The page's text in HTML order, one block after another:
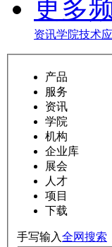
更多
资讯学院技术
产品
服务
资讯
学院
机构
企业库
展会
人才
项目
下载
手写输入全网搜索